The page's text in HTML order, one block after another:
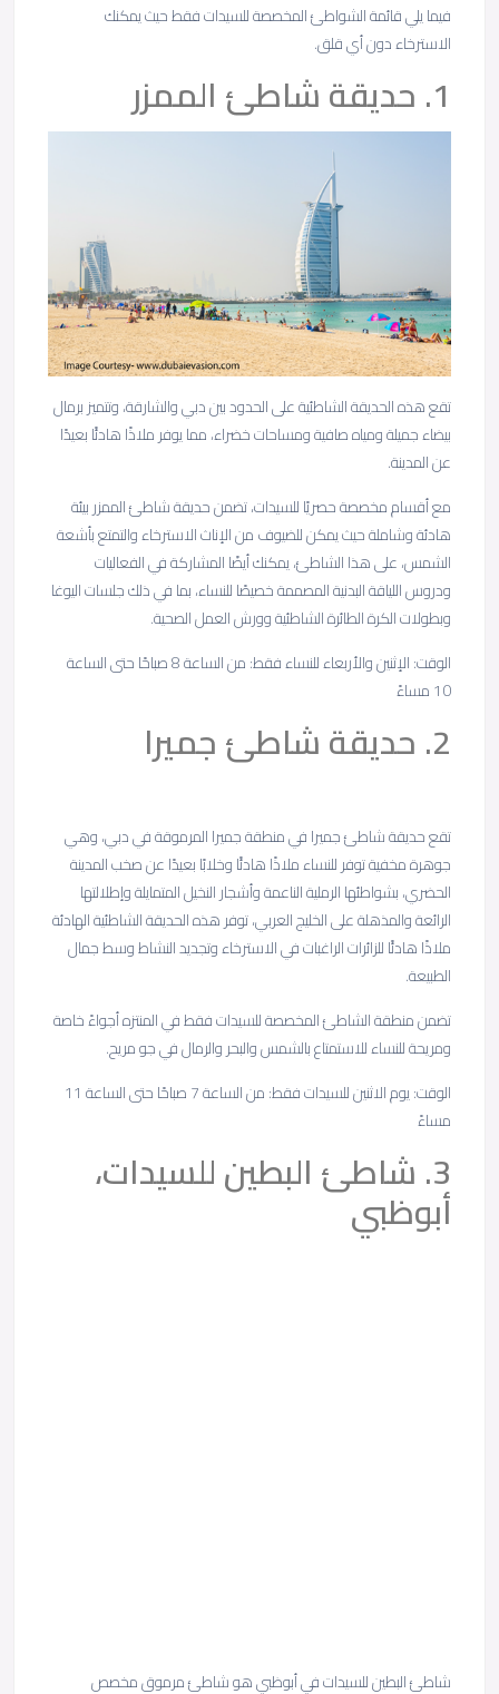
فيما يلي قائمة الشواطئ المخصصة للسيدات فقط حيث يمكنك
الاسترخاء دون أي قلق.
1. حديقة شاطئ الممزر
تقع هذه الحديقة الشاطئية على الحدود بين دبي والشارقة، وتتميز برمال
بيضاء جميلة ومياه صافية ومساحات خضراء، مما يوفر ملاذًا هادئًا بعيدًا
عن المدينة.
مع أقسام مخصصة حصريًا للسيدات، تضمن حديقة شاطئ الممزر بيئة
هادئة وشاملة حيث يمكن للضيوف من الإناث الاسترخاء والتمتع بأشعة
الشمس، على هذا الشاطئ، يمكنك أيضًا المشاركة في الفعاليات
ودروس اللياقة البدنية المصممة خصيصًا للنساء، بما في ذلك جلسات اليوغا
وبطولات الكرة الطائرة الشاطئية وورش العمل الصحية.
الوقت: الإثنين والأربعاء للنساء فقط: من الساعة 8 صباحًا حتى الساعة
10 مساءً
2. حديقة شاطئ جميرا
تقع حديقة شاطئ جميرا في منطقة جميرا المرموقة في دبي، وهي
جوهرة مخفية توفر للنساء ملاذًا هادئًا وخلابًا بعيدًا عن صخب المدينة
الحضري، بشواطئها الرملية الناعمة وأشجار النخيل المتمايلة وإطلالتها
الرائعة والمذهلة على الخليج العربي، توفر هذه الحديقة الشاطئية الهادئة
ملاذًا هادئًا للزائرات الراغبات في الاسترخاء وتجديد النشاط وسط جمال
الطبيعة.
تضمن منطقة الشاطئ المخصصة للسيدات فقط في المنتزه أجواءً خاصة
ومريحة للنساء للاستمتاع بالشمس والبحر والرمال في جو مريح.
الوقت: يوم الاثنين للسيدات فقط: من الساعة 7 صباحًا حتى الساعة 11
مساءً
3. شاطئ البطين للسيدات،
أبوظبي
شاطئ البطين للسيدات في أبوظبي هو شاطئ مرموق مخصص